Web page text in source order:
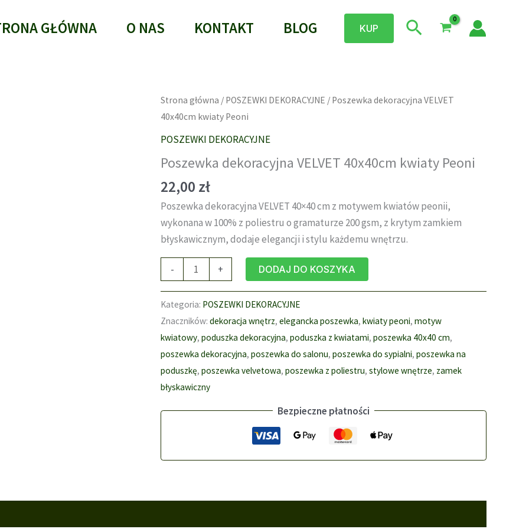
GŁÓWNA O NAS KONTAKT BLOG KUP Szukaj
Strona główna / POSZEWKI DEKORACYJNE / Poszewka dekoracyjna VELVET
40x40cm kwiaty Peoni
POSZEWKI DEKORACYJNE
Poszewka dekoracyjna VELVET 40x40cm kwiaty Peoni
22,00 zł
Poszewka dekoracyjna VELVET 40×40 cm z motywem kwiatów peonii,
wykonana w 100% z poliestru o gramaturze 200 gsm, z krytym zamkiem
błyskawicznym, dodaje elegancji i stylu każdemu wnętrzu.
-
Poszewka
dekoracyjna
VELVET
40x40cm
Peoni
+ DODAJ DO KOSZYKA
Kategoria: POSZEWKI DEKORACYJNE
Znaczników: dekoracja wnętrz, elegancka poszewka, kwiaty peoni, motyw
kwiatowy, poduszka dekoracyjna, poduszka z kwiatami, poszewka 40x40 cm,
poszewka dekoracyjna, poszewka do salonu, poszewka do sypialni, poszewka na
poduszkę, poszewka velvetowa, poszewka z poliestru, stylowe wnętrze, zamek
błyskawiczny
Bezpieczne płatności